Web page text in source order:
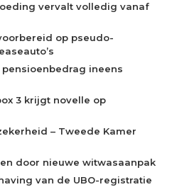
vervalt volledig vanaf
op pseudo-
ineens
3 krijgt novelle op
– Tweede Kamer
door nieuwe witwasaanpak
van de UBO-registratie